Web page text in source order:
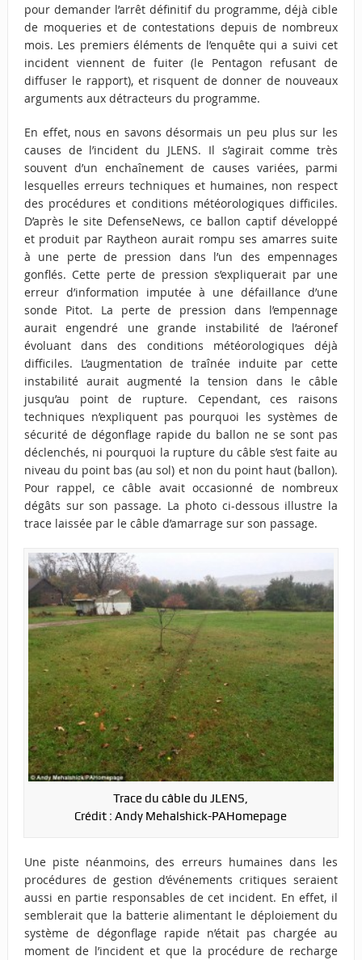
pour demander l’arrêt définitif du programme, déjà cible
de moqueries et de contestations depuis de nombreux
mois. Les premiers éléments de l’enquête qui a suivi cet
incident viennent de fuiter (le Pentagon refusant de
diffuser le rapport), et risquent de donner de nouveaux
arguments aux détracteurs du programme.
En effet, nous en savons désormais un peu plus sur les
causes de l’incident du JLENS. Il s’agirait comme très
souvent d’un enchaînement de causes variées, parmi
lesquelles erreurs techniques et humaines, non respect
des procédures et conditions météorologiques difficiles.
D’après le site DefenseNews, ce ballon captif développé
et produit par Raytheon aurait rompu ses amarres suite
à une perte de pression dans l’un des empennages
gonflés. Cette perte de pression s’expliquerait par une
erreur d’information imputée à une défaillance d’une
sonde Pitot. La perte de pression dans l’empennage
aurait engendré une grande instabilité de l’aéronef
évoluant dans des conditions météorologiques déjà
difficiles. L’augmentation de traînée induite par cette
instabilité aurait augmenté la tension dans le câble
jusqu’au point de rupture. Cependant, ces raisons
techniques n’expliquent pas pourquoi les systèmes de
sécurité de dégonflage rapide du ballon ne se sont pas
déclenchés, ni pourquoi la rupture du câble s’est faite au
niveau du point bas (au sol) et non du point haut (ballon).
Pour rappel, ce câble avait occasionné de nombreux
dégâts sur son passage. La photo ci-dessous illustre la
trace laissée par le câble d’amarrage sur son passage.
Trace du câble du JLENS,
Crédit : Andy Mehalshick-PAHomepage
Une piste néanmoins, des erreurs humaines dans les
procédures de gestion d’événements critiques seraient
aussi en partie responsables de cet incident. En effet, il
semblerait que la batterie alimentant le déploiement du
système de dégonflage rapide n’était pas chargée au
moment de l’incident et que la procédure de recharge